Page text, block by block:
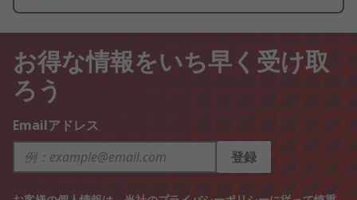
お得な情報をいち早く受け取
ろう
Emailアドレス
登録